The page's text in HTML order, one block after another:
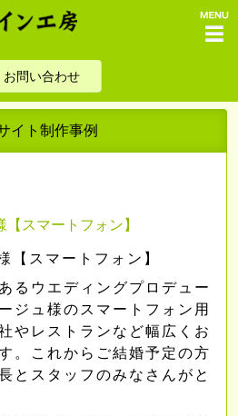
お問い合わせ
イト制作事例
スマートフォン】
るウエディングプロデュー
ジュ様のスマートフォン用
やレストランなど幅広くお
。これからご結婚予定の方
とスタッフのみなさんがと